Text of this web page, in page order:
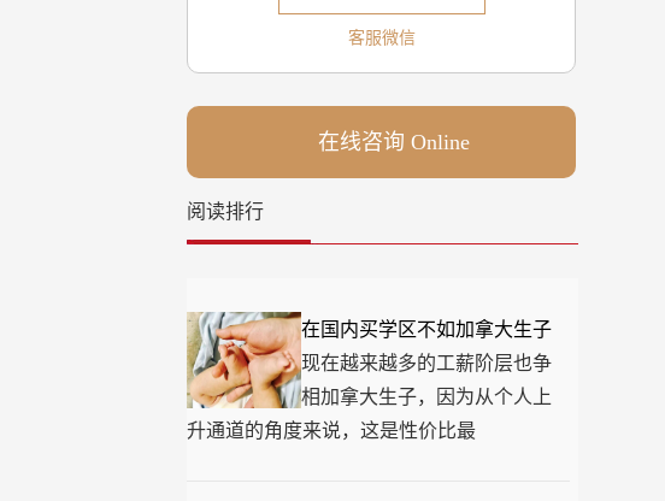
客服微信
在线咨询 Online
阅读排行
在国内买学区不如加拿大生子
现在越来越多的工薪阶层也争
相加拿大生子，因为从个人上
升通道的角度来说，这是性价比最